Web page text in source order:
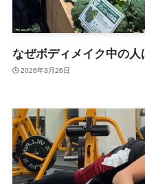
なぜボディメイク中の人
2026年3月26日